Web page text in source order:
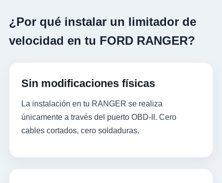
¿Por qué instalar un limitador de
velocidad en tu FORD RANGER?
Sin modificaciones físicas
La instalación en tu RANGER se realiza
únicamente a través del puerto OBD-II. Cero
cables cortados, cero soldaduras.